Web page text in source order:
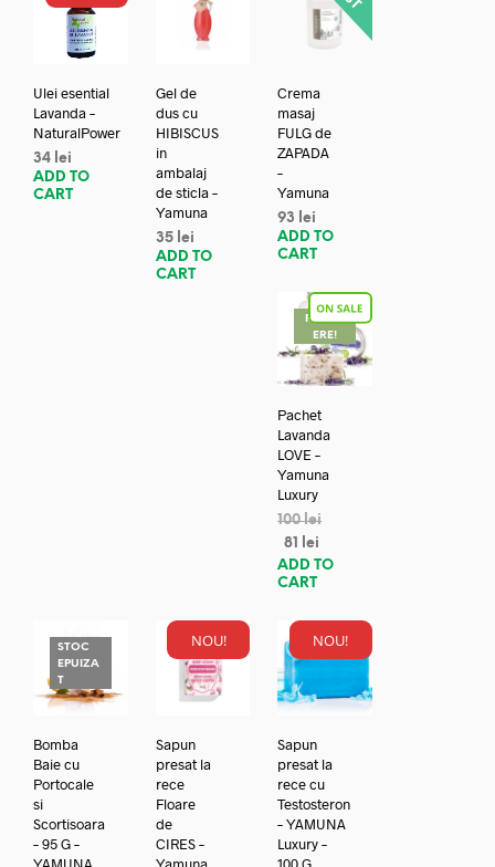
Ulei esential
Lavanda –
NaturalPower
34 lei
ADD TO
CART
Gel de
dus cu
HIBISCUS
in
ambalaj
de sticla –
Yamuna
35 lei
ADD TO
CART
Crema
masaj
FULG de
ZAPADA
–
Yamuna
93
lei
ADD TO
CART
REDUC
ERE!
Pachet
Lavanda
LOVE –
Yamuna
Luxury
100lei
81
lei
ADD TO
CART
STOC
EPUIZA
T
Bomba
Baie cu
Portocale
si
Scortisoara
– 95 G –
YAMUNA
NOU!
Sapun
presat la
rece
Floare
de
CIRES –
Yamuna
NOU!
Sapun
presat la
rece cu
Testosteron
– YAMUNA
Luxury –
100 G